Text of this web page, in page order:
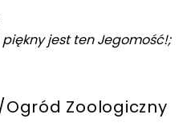
jest ten Jegomość!;
Ogród Zoologiczny